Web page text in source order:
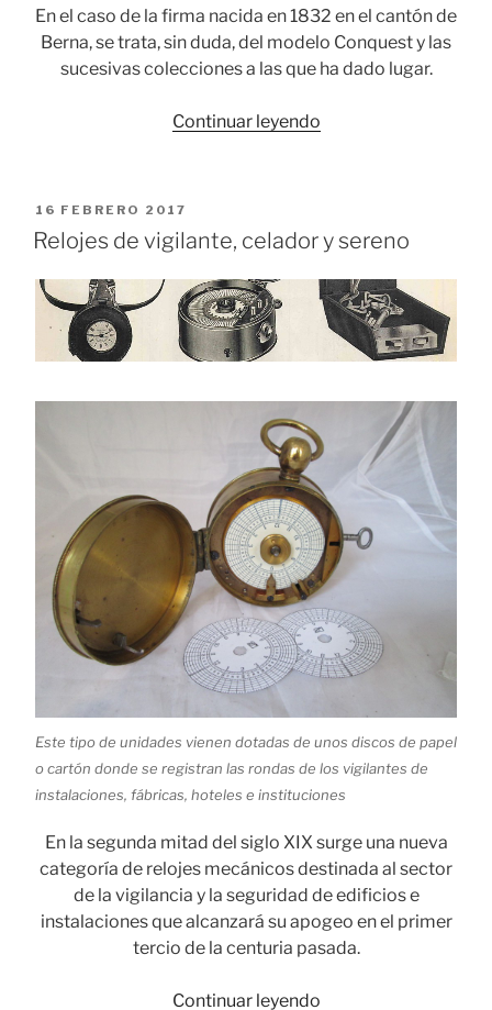
En el caso de la firma nacida en 1832 en el cantón de
Berna, se trata, sin duda, del modelo Conquest y las
sucesivas colecciones a las que ha dado lugar.
Continuar leyendo«Longines
la
relojería
suiza»
PUBLICADO
EL
16 FEBRERO 2017
Relojes de vigilante, celador y sereno
Este tipo de unidades vienen dotadas de unos discos de papel
o cartón donde se registran las rondas de los vigilantes de
instalaciones, fábricas, hoteles e instituciones
En la segunda mitad del siglo XIX surge una nueva
categoría de relojes mecánicos destinada al sector
de la vigilancia y la seguridad de edificios e
instalaciones que alcanzará su apogeo en el primer
tercio de la centuria pasada.
Continuar leyendo«Relojes